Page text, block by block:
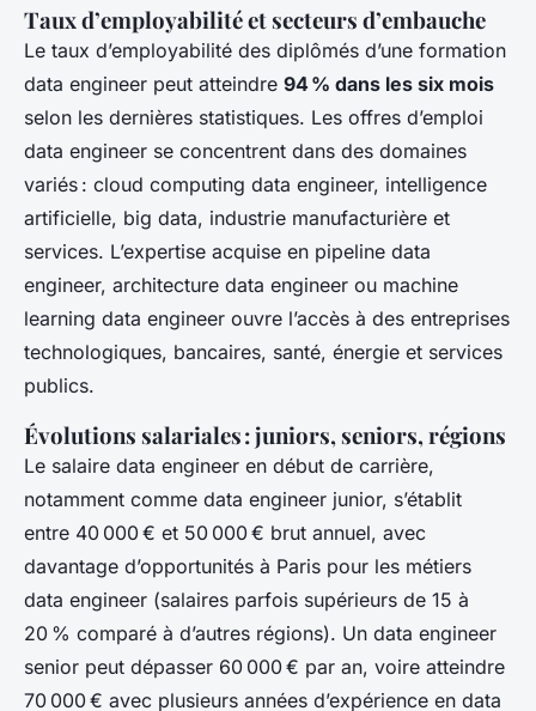
Taux d’employabilité et secteurs d’embauche
Le taux d’employabilité des diplômés d’une formation
data engineer peut atteindre 94 % dans les six mois
selon les dernières statistiques. Les offres d’emploi
data engineer se concentrent dans des domaines
variés : cloud computing data engineer, intelligence
artificielle, big data, industrie manufacturière et
services. L’expertise acquise en pipeline data
engineer, architecture data engineer ou machine
learning data engineer ouvre l’accès à des entreprises
technologiques, bancaires, santé, énergie et services
publics.
Évolutions salariales : juniors, seniors, régions
Le salaire data engineer en début de carrière,
notamment comme data engineer junior, s’établit
entre 40 000 € et 50 000 € brut annuel, avec
davantage d’opportunités à Paris pour les métiers
data engineer (salaires parfois supérieurs de 15 à
20 % comparé à d’autres régions). Un data engineer
senior peut dépasser 60 000 € par an, voire atteindre
70 000 € avec plusieurs années d’expérience en data